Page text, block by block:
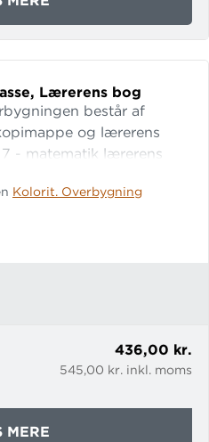
4.
KLASSE,
LÆRERENS
RESSOURCEBOG
Lærerens bog
består af
og lærerens
- matematik lærerens
I indledningen
Kolorit. Overbygning
436,00 kr.
545,00 kr. inkl. moms